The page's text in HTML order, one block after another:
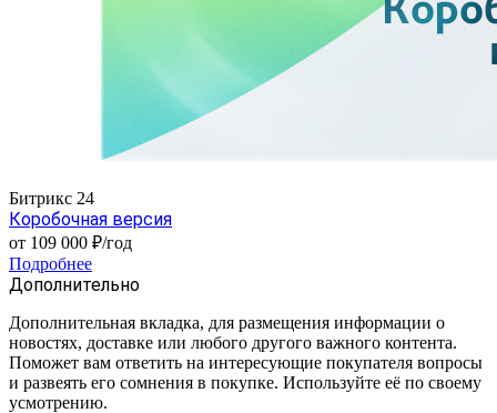
Битрикс 24
Коробочная версия
от 109 000 ₽/год
Подробнее
Дополнительно
Дополнительная вкладка, для размещения информации о
новостях, доставке или любого другого важного контента.
Поможет вам ответить на интересующие покупателя вопросы
и развеять его сомнения в покупке. Используйте её по своему
усмотрению.